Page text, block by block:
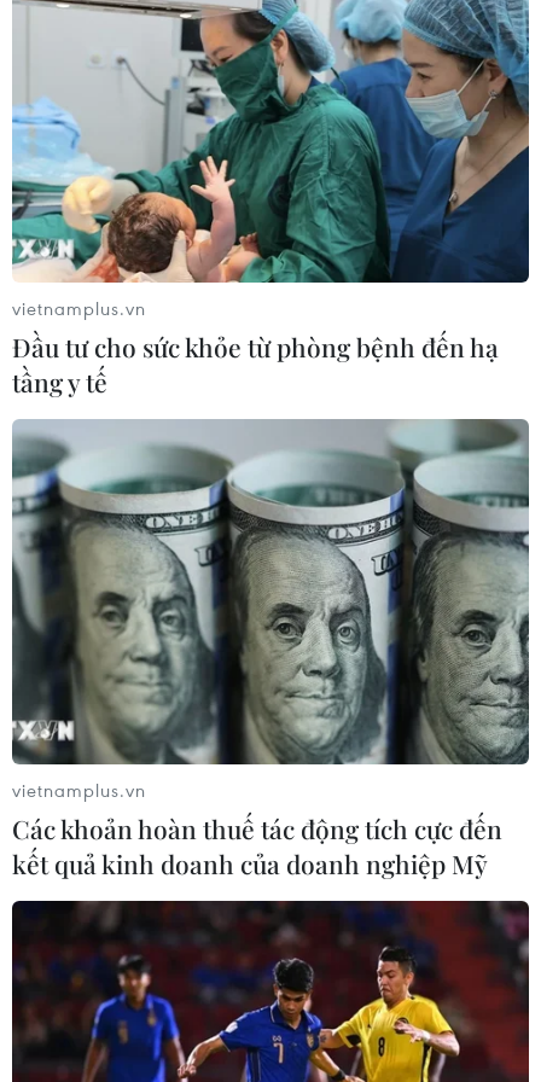
Hàng quán nhỏ cũng bán online: Trào lưu
hay nhu cầu thiết yếu?
27/04/2021 02:24
Trang đăng ký GoFood trực tuyến là một trong những
sáng kiến trong nỗ lực của Gojek nhằm đơn giản hoá
quy trình, hỗ trợ tối đa việc chuyển đổi số của các hộ
kinh doanh, doanh nghiệp vừa và nhỏ.
vietnamplus.vn
Đầu tư cho sức khỏe từ phòng bệnh đến hạ
tầng y tế
vietnamplus.vn
Các khoản hoàn thuế tác động tích cực đến
kết quả kinh doanh của doanh nghiệp Mỹ